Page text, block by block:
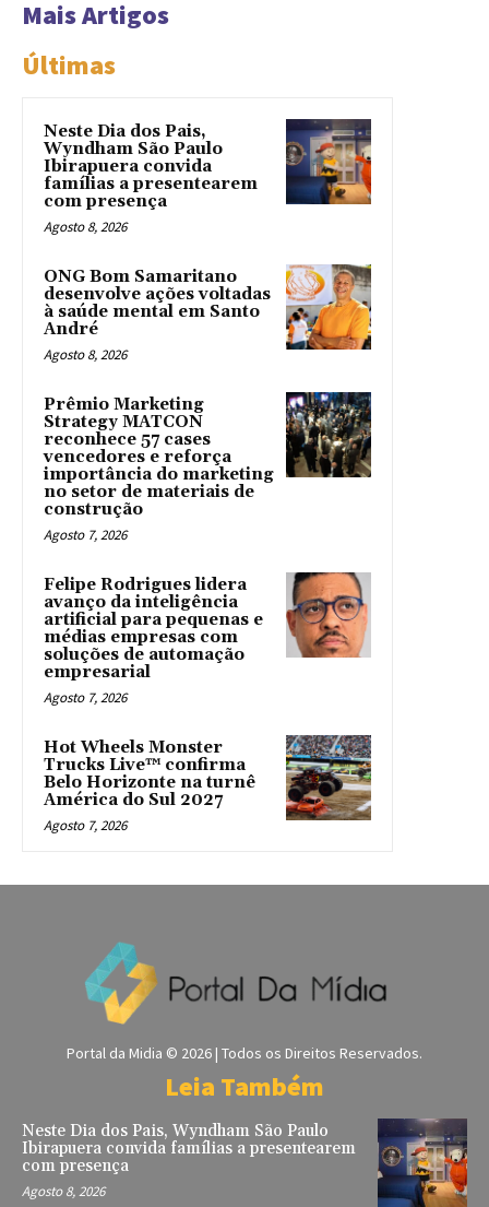
Mais Artigos
Últimas
Neste Dia dos Pais,
Wyndham São Paulo
Ibirapuera convida
famílias a presentearem
com presença
Agosto 8, 2026
ONG Bom Samaritano
desenvolve ações voltadas
à saúde mental em Santo
André
Agosto 8, 2026
Prêmio Marketing
Strategy MATCON
reconhece 57 cases
vencedores e reforça
importância do marketing
no setor de materiais de
construção
Agosto 7, 2026
Felipe Rodrigues lidera
avanço da inteligência
artificial para pequenas e
médias empresas com
soluções de automação
empresarial
Agosto 7, 2026
Hot Wheels Monster
Trucks Live™ confirma
Belo Horizonte na turnê
América do Sul 2027
Agosto 7, 2026
Portal da Midia © 2026 | Todos os Direitos Reservados.
Leia Também
Neste Dia dos Pais, Wyndham São Paulo
Ibirapuera convida famílias a presentearem
com presença
Agosto 8, 2026